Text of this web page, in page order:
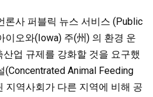
론사 퍼블릭 뉴스 서비스 (Public
이오와(Iowa) 주(州) 의 환경 운
업 규제를 강화할 것을 요구했
(Concentrated Animal Feeding
지역사회가 다른 지역에 비해 공